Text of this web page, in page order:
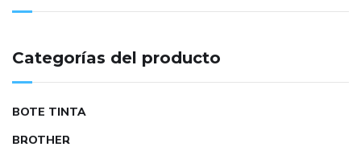
Categorías del producto
BOTE TINTA
BROTHER